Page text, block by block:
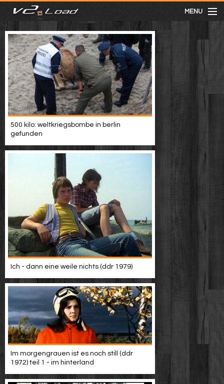
MENU
meist gesehen
neuste
kategorien
Menu
Werbung
Video suchen
500 kilo: weltkriegsbombe in berlin
gefunden
Ich - dann eine weile nichts (ddr 1979)
Im morgengrauen ist es noch still (ddr
1972) teil 1 - im hinterland